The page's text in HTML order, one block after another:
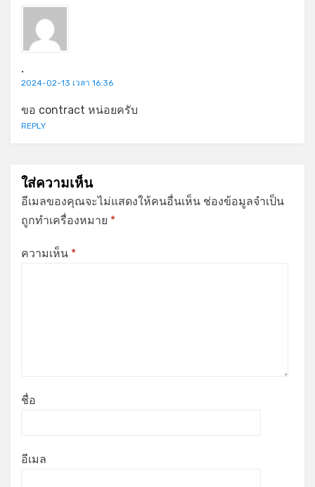
.
2024-02-13 เวลา 16:36
ขอ contract หน่อยครับ
REPLY
ใส่ความเห็น
อีเมลของคุณจะไม่แสดงให้คนอื่นเห็น ช่องข้อมูลจำเป็น
ถูกทำเครื่องหมาย *
ความเห็น *
ชื่อ
อีเมล